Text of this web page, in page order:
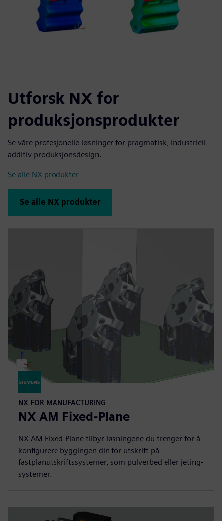
Utforsk NX for
produksjonsprodukter
Se våre profesjonelle løsninger for pragmatisk, industriell
additiv produksjonsdesign.
Se alle NX produkter
Se alle NX produkter
NX FOR MANUFACTURING
NX AM Fixed-Plane
NX AM Fixed-Plane tilbyr løsningene du trenger for å
konfigurere byggingen din for utskrift på
fastplanutskriftssystemer, som pulverbed eller jeting-
systemer.